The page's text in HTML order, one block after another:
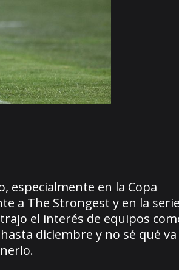
especialmente en la Copa
a The Strongest y en la
el interés de equipos
diciembre y no sé qué